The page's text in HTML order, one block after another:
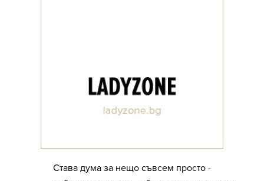
Става дума за нещо съвсем просто -